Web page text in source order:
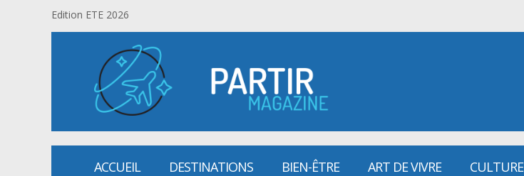
Edition ETE 2026
ACCUEIL DESTINATIONS BIEN-ÊTRE ART DE VIVRE CULTURE